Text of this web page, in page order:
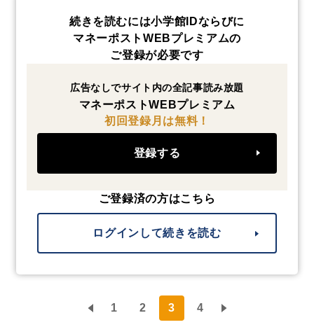
続きを読むには小学館IDならびに
マネーポストWEBプレミアムの
ご登録が必要です
広告なしでサイト内の全記事読み放題
マネーポストWEBプレミアム
初回登録月は無料！
登録する
ご登録済の方はこちら
ログインして続きを読む
1 2 3 4